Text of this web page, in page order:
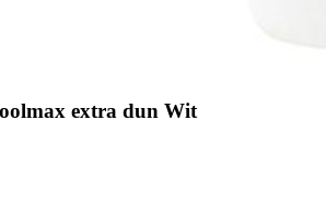
extra dun Wit